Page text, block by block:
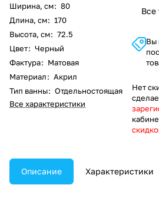
Ширина, см: 80
Длина, см: 170
Высота, см: 72.5
Цвет: Черный
Фактура: Матовая
Материал: Акрил
Тип ванны: Отдельностоящая
Все характеристики
Все
Вы
Нет
Описание Характеристики